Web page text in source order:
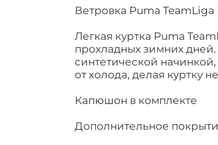
Ветровка Puma TeamLiga
Легкая куртка Puma
прохладных зимних
синтетической
от холода, делая куртку
Капюшон в комплекте
Дополнительное